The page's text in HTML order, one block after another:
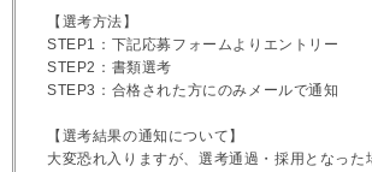
【選考方法】
STEP1：下記応募フォームよりエントリー
STEP2：書類選考
STEP3：合格された方にのみメールで通知
【選考結果の通知について】
大変恐れ入りますが、選考通過・採用となった